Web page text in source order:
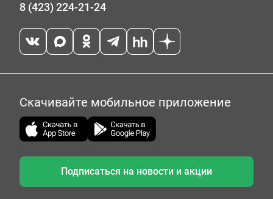
8 (423) 224-21-24
Скачивайте мобильное приложение
Подписаться на новости и акции